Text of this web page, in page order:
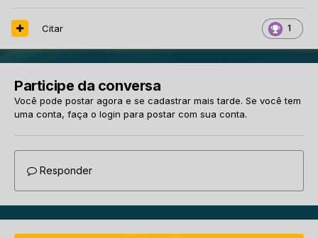
1
Citar
Participe da conversa
Você pode postar agora e se cadastrar mais tarde. Se você tem
uma conta, faça o login para postar com sua conta.
Responder